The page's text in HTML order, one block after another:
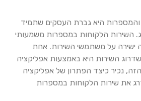
והמספרות היא גברת העסקים שתמיד
השירות הלקוחות במספרות משמעותי
ישירה על משתמשי השירות. אחת
השירות היא באמצעות אפליקציה
נכיר כיצד הפתרון של אפליקציה
את שירות הלקוחות במספרות